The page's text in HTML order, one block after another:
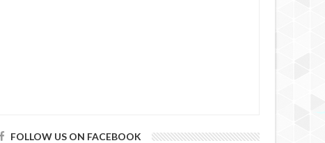
FOLLOW US ON FACEBOOK